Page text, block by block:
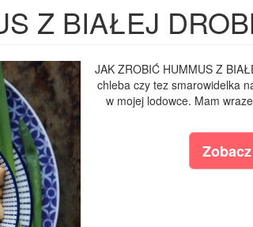
Z BIAŁEJ
JAK ZROBIĆ HUMMUS Z
chleba czy tez smarowidelka
w mojej lodowce. Mam